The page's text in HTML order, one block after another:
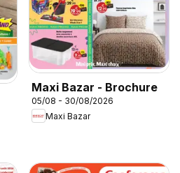
Maxi Bazar - Brochure
05/08 - 30/08/2026
Maxi Bazar